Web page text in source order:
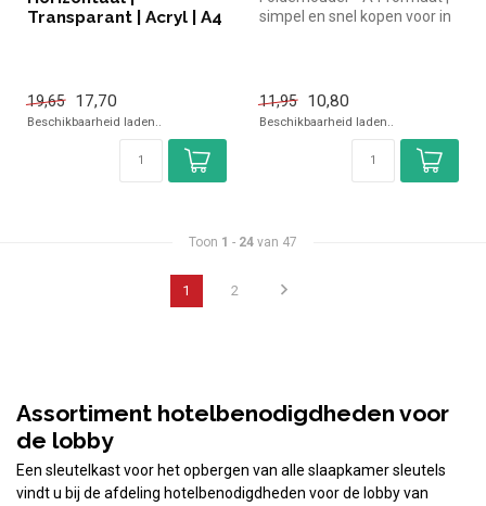
Transparant | Acryl | A4
19,65 17,70
Beschikbaarheid laden..
simpel en snel kopen voor in
11,95 10,80
Beschikbaarheid laden..
Toon 1 - 24 van 47
1 2
Assortiment hotelbenodigdheden voor
de lobby
Een sleutelkast voor het opbergen van alle slaapkamer sleutels
vindt u bij de afdeling hotelbenodigdheden voor de lobby van